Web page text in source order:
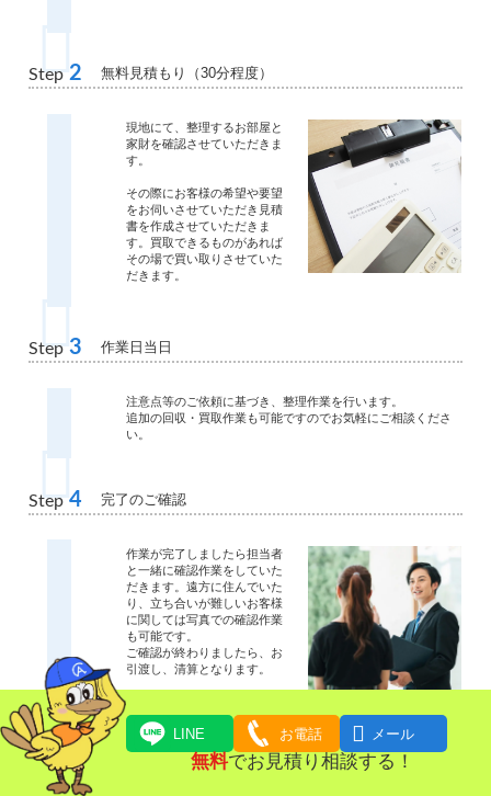
Step 2 無料見積もり（30分程度）
現地にて、整理するお部屋と
家財を確認させていただきま
す。
その際にお客様の希望や要望
をお伺いさせていただき見積
書を作成させていただきま
す。買取できるものがあれば
その場で買い取りさせていた
だきます。
Step 3 作業日当日
注意点等のご依頼に基づき、整理作業を行います。
追加の回収・買取作業も可能ですのでお気軽にご相談くださ
い。
Step 4 完了のご確認
作業が完了しましたら担当者
と一緒に確認作業をしていた
だきます。遠方に住んでいた
り、立ち合いが難しいお客様
に関しては写真での確認作業
も可能です。
ご確認が終わりましたら、お
引渡し、清算となります。
Step 5
LINE お電話  メール
無料でお見積り相談する！